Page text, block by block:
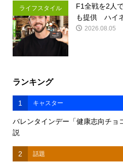
ライフスタイル
F1全戦を2人
も提供 ハイ
2026.08.05
ランキング
1 キャスター
バレンタインデー「健康志向チョ
説
2 話題